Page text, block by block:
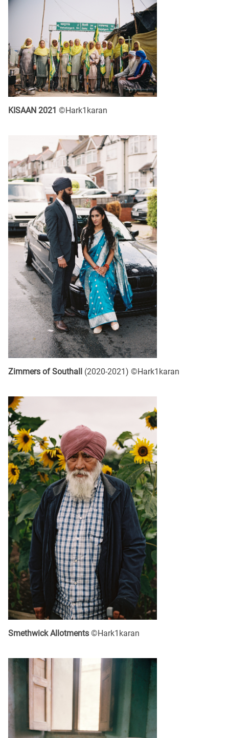
KISAAN 2021 ©Hark1karan
Zimmers of Southall (2020-2021) ©Hark1karan
Smethwick Allotments ©Hark1karan